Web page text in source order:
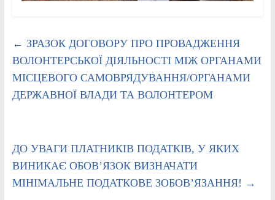
← ЗРАЗОК ДОГОВОРУ ПРО ПРОВАДЖЕННЯ
ВОЛОНТЕРСЬКОЇ ДІЯЛЬНОСТІ МІЖ ОРГАНАМИ
МІСЦЕВОГО САМОВРЯДУВАННЯ/ОРГАНАМИ
ДЕРЖАВНОЇ ВЛАДИ ТА ВОЛОНТЕРОМ
ДО УВАГИ ПЛАТНИКІВ ПОДАТКІВ, У ЯКИХ
ВИНИКАЄ ОБОВ’ЯЗОК ВИЗНАЧАТИ
МІНІМАЛЬНЕ ПОДАТКОВЕ ЗОБОВ’ЯЗАННЯ! →